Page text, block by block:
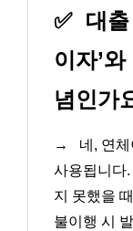
✅ 대
이자’
념인가
→
네, 연
사용됩니다
지 못했을
불이행 시